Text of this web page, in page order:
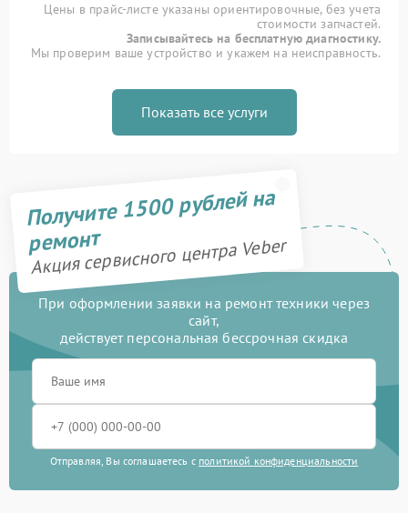
Цены в прайс-листе указаны ориентировочные, без учета
стоимости запчастей.
Записывайтесь на бесплатную диагностику.
Мы проверим ваше устройство и укажем на неисправность.
Показать все услуги
Получите 1500 рублей на
ремонт
Акция сервисного центра Veber
При оформлении заявки на ремонт техники через
сайт,
действует персональная бессрочная скидка
Отправляя, Вы соглашаетесь с политикой конфиденциальности